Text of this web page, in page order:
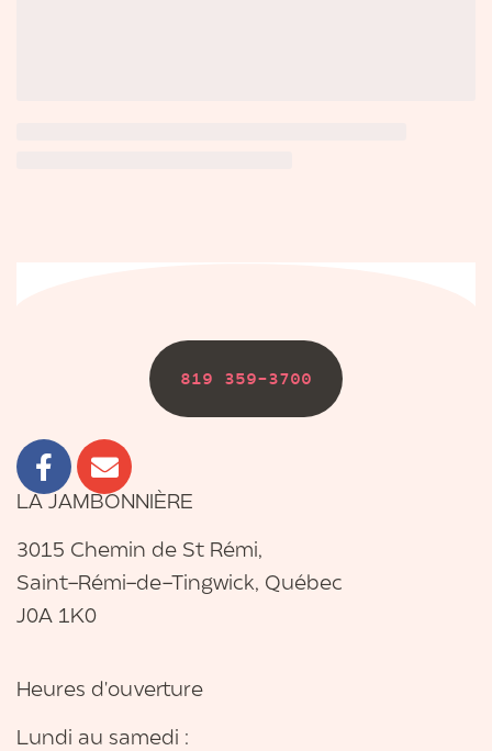
819 359-3700
LA JAMBONNIÈRE
3015 Chemin de St Rémi,
Saint-Rémi-de-Tingwick, Québec
J0A 1K0
Heures d'ouverture
Lundi au samedi :